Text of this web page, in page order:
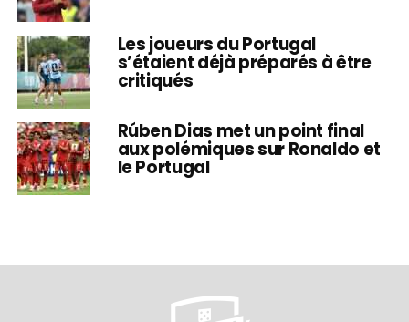
Les joueurs du Portugal
s’étaient déjà préparés à être
critiqués
Rúben Dias met un point final
aux polémiques sur Ronaldo et
le Portugal